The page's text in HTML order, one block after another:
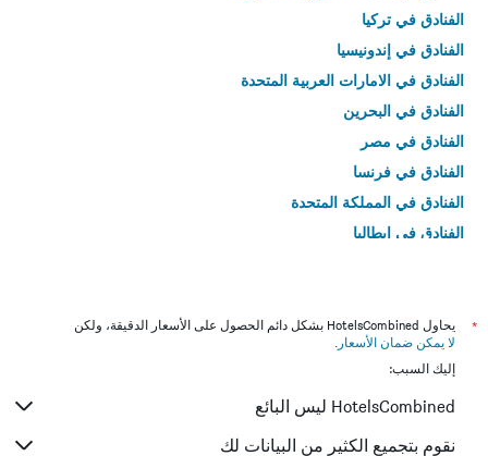
الفنادق في تركيا
الفنادق في إندونيسيا
الفنادق في الامارات العربية المتحدة
الفنادق في البحرين
الفنادق في مصر
الفنادق في فرنسا
الفنادق في المملكة المتحدة
الفنادق في إيطاليا
*
يحاول HotelsCombined بشكل دائم الحصول على الأسعار الدقيقة، ولكن
لا يمكن ضمان الأسعار .
إليك السبب:
HotelsCombined ليس البائع
نقوم بتجميع الكثير من البيانات لك